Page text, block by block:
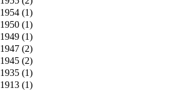
1954 (1)
1950 (1)
1949 (1)
1947 (2)
1945 (2)
1935 (1)
1913 (1)